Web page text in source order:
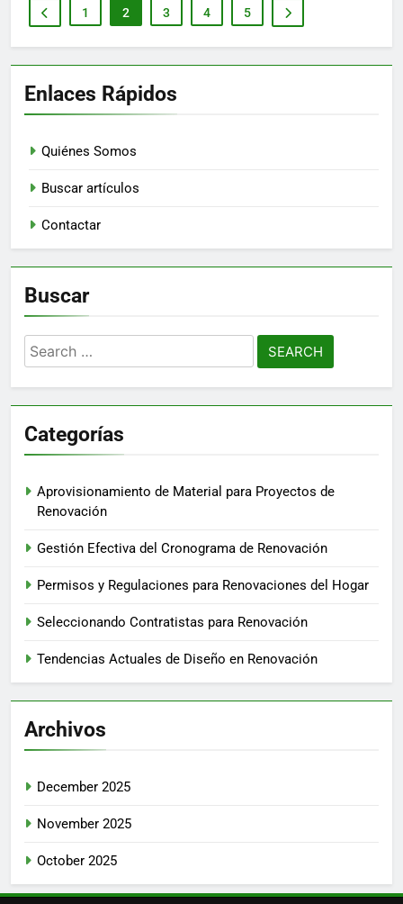
1 2 3 4 5
Enlaces Rápidos
Quiénes Somos
Buscar artículos
Contactar
Buscar
Search
for:
Categorías
Aprovisionamiento de Material para Proyectos de
Renovación
Gestión Efectiva del Cronograma de Renovación
Permisos y Regulaciones para Renovaciones del Hogar
Seleccionando Contratistas para Renovación
Tendencias Actuales de Diseño en Renovación
Archivos
December 2025
November 2025
October 2025